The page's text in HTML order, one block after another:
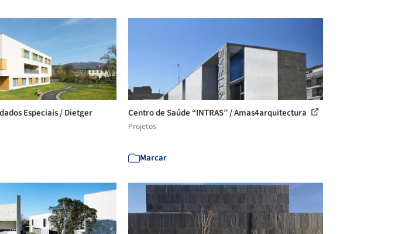
Especiais / Dietger
Centro de Saúde “INTRAS” / Amas4arquitectura
Projetos
Marcar